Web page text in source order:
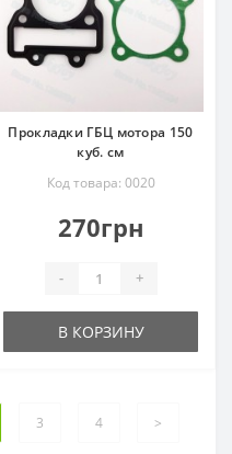
Прокладки ГБЦ мотора 150
куб. см
Код товара: 0020
270грн
- +
В КОРЗИНУ
3 4 >